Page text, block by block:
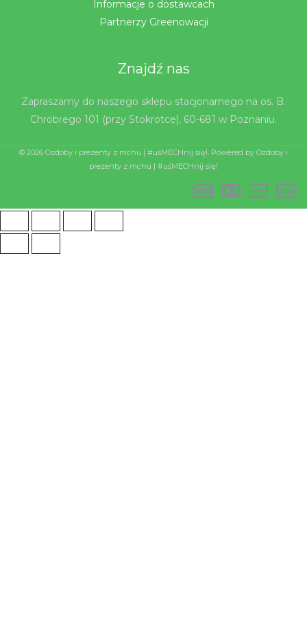
Informacje o dostawcach
Partnerzy Greenowacji
Znajdź nas
Zapraszamy do naszego sklepu stacjonarnego na os. B.
Chrobrego 101 (przy Stokrotce), 60-681 w Poznaniu.
© 2026 Ozdoby i prezenty z mchu | #uśMECHnij się!. Powered by Ozdoby i
prezenty z mchu | #uśMECHnij się!